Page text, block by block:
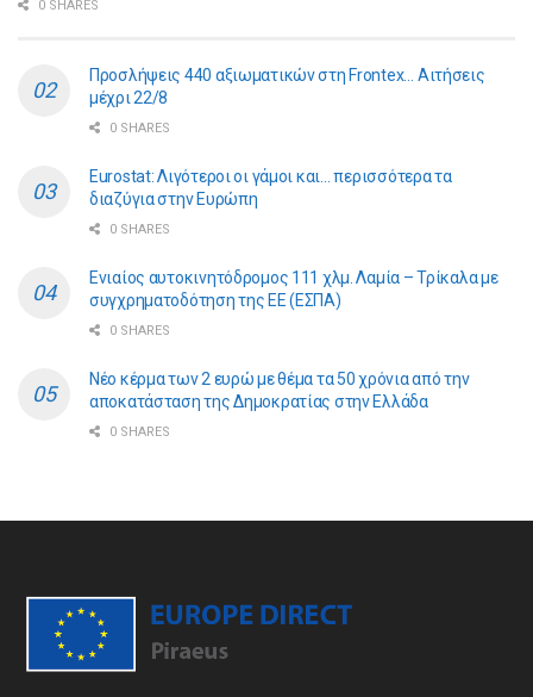
0 SHARES
Προσλήψεις 440 αξιωματικών στη Frontex… Αιτήσεις
μέχρι 22/8
0 SHARES
Eurostat: Λιγότεροι οι γάμοι και… περισσότερα τα
διαζύγια στην Ευρώπη
0 SHARES
Ενιαίος αυτοκινητόδρομος 111 χλμ. Λαμία – Τρίκαλα με
συγχρηματοδότηση της ΕE (ΕΣΠΑ)
0 SHARES
Νέο κέρμα των 2 ευρώ με θέμα τα 50 χρόνια από την
αποκατάσταση της Δημοκρατίας στην Ελλάδα
0 SHARES